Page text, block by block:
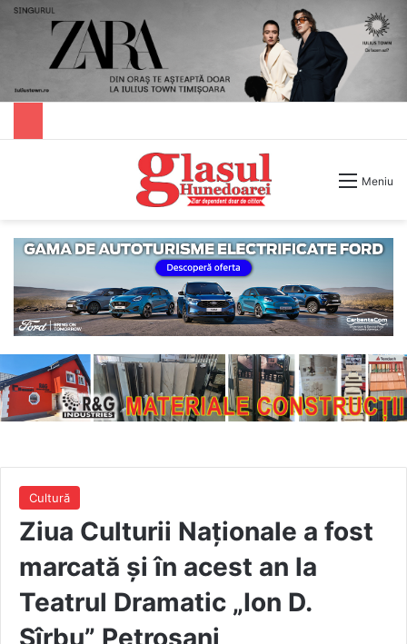
Meniu
Cultură
Ziua Culturii Naţionale a fost
marcată și în acest an la
Teatrul Dramatic „Ion D.